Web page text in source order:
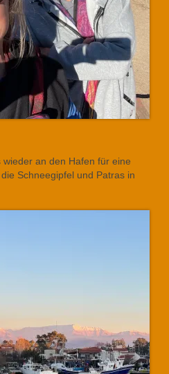
an den Hafen für eine
Schneegipfel und Patras in